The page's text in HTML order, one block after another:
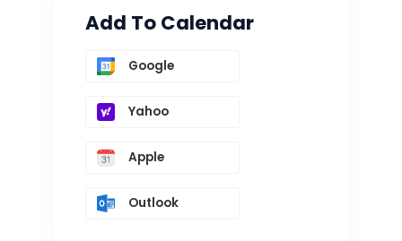
Add To Calendar
Google
Yahoo
Apple
Outlook